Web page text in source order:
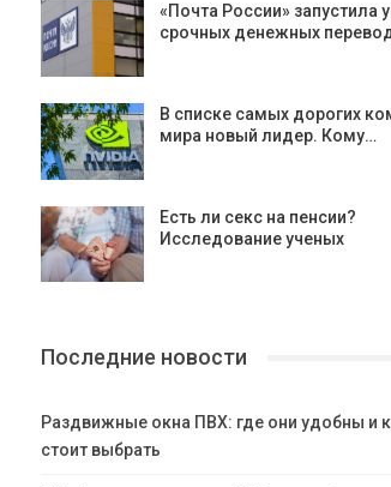
«Почта России» запустила
срочных денежных
В списке самых дорогих
мира новый лидер. Кому…
Есть ли секс на пенсии?
Исследование ученых
Последние новости
Раздвижные окна ПВХ: где они удобны и
стоит выбрать